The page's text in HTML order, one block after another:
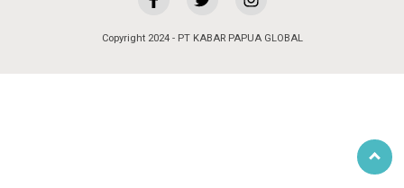
Copyright 2024 - PT KABAR PAPUA GLOBAL